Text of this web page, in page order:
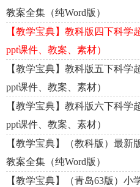
教案全集（纯Word版）
【教学宝典】教科版四下科
ppt课件、教案、素材）
【教学宝典】教科版五下科
ppt课件、教案、素材）
【教学宝典】教科版六下科
ppt课件、教案、素材）
【教学宝典】（教科版）最新
教案全集（纯Word版）
【教学宝典】（青岛63版）